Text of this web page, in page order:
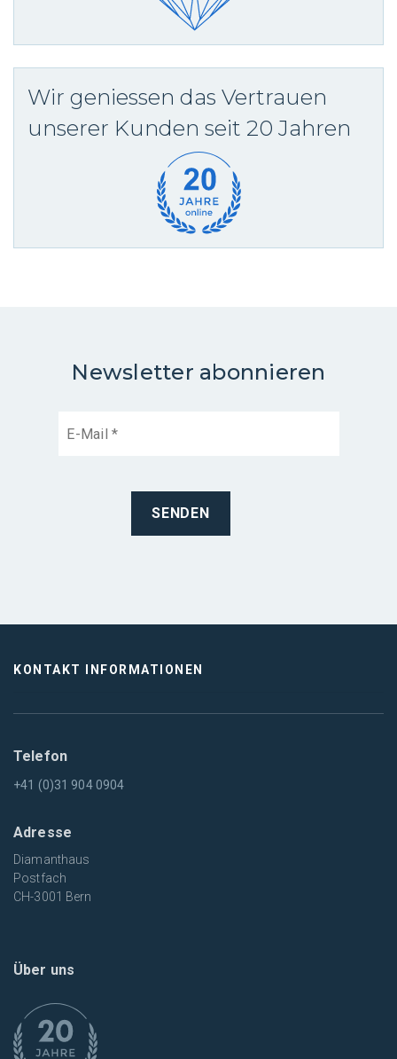
Wir geniessen das Vertrauen
unserer Kunden seit 20 Jahren
Newsletter abonnieren
KONTAKT INFORMATIONEN
Telefon
+41 (0)31 904 0904
Adresse
Diamanthaus
Postfach
CH-3001 Bern
Über uns